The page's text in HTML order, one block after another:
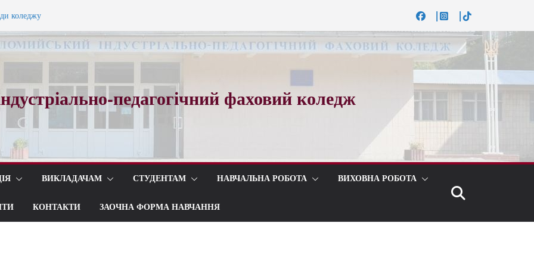
коледжу
вальсу…
педагогічний фаховий коледж
ВИКЛАДАЧАМ СТУДЕНТАМ НАВЧАЛЬНА РОБОТА ВИХОВНА РОБОТА
КОНТАКТИ ЗАОЧНА ФОРМА НАВЧАННЯ